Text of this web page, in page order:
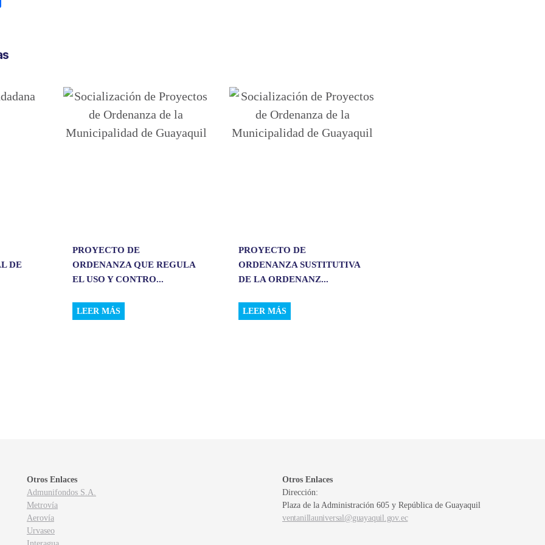
a
i
DE
PROYECTO DE
ORDENANZA QUE REGULA
EL USO Y CONTRO...
LEER MÁS
PROYECTO DE
ORDENANZA SUSTITUTIVA
DE LA ORDENANZ...
LEER MÁS
Otros Enlaces
Admunifondos S.A.
Metrovía
Aerovía
Urvaseo
Otros Enlaces
Dirección:
Plaza de la Administración 605 y República de Guayaquil
ventanillauniversal@guayaquil.gov.ec